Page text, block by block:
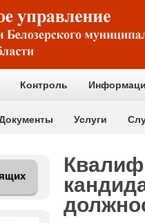
Контроль
Услуги